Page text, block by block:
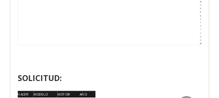
N
S
O
8,
9,
1
1
1,
G
U
ÍA
SOLICITUD:
HACER MODELO MOTOR AÑO